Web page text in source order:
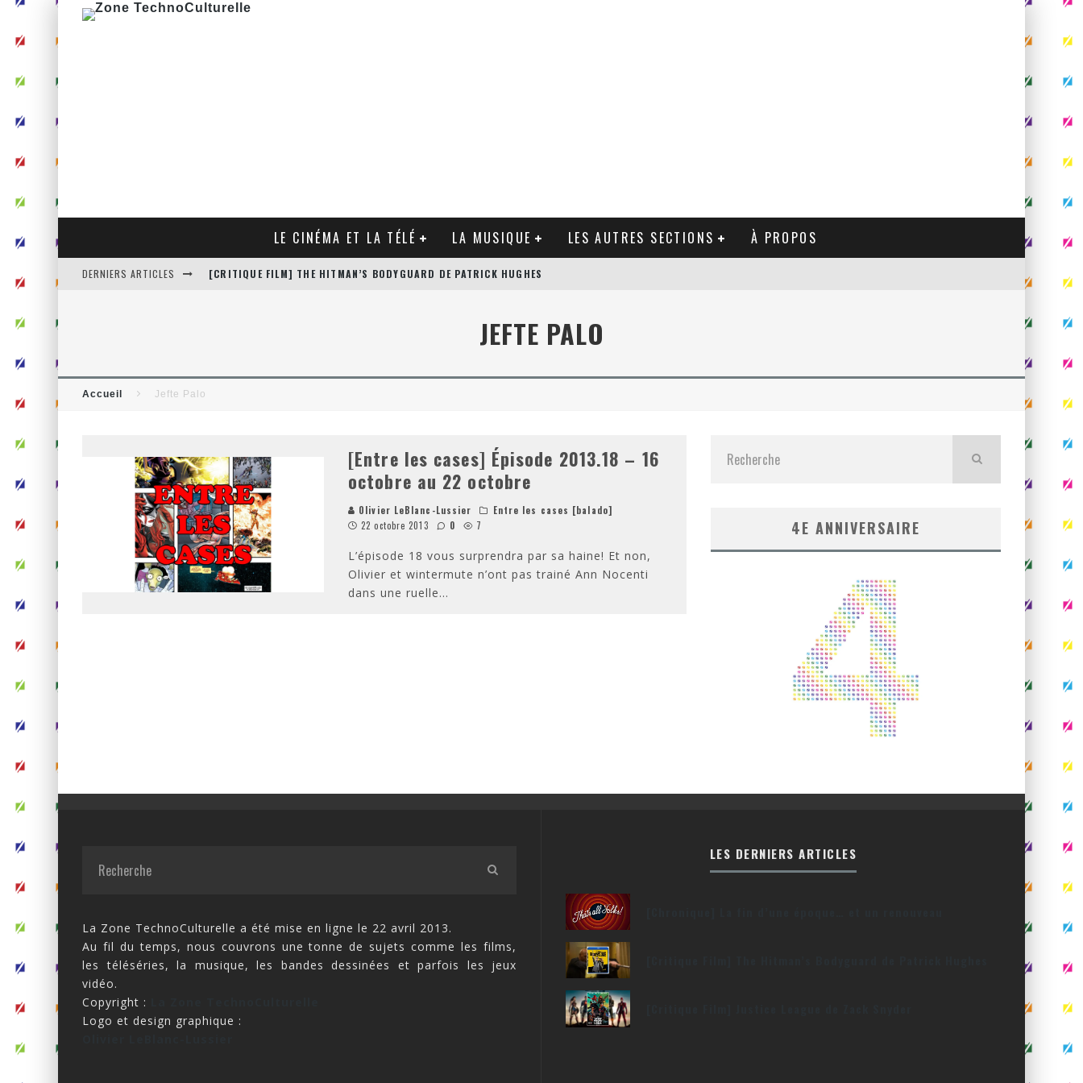
LE CINÉMA ET LA TÉLÉ LA MUSIQUE LES AUTRES SECTIONS À PROPOS
DERNIERS ARTICLES [CRITIQUE FILM] THE HITMAN’S BODYGUARD DE PATRICK HUGHES
[CRITIQUE FILM] THOR : RAGNAROK DE TAIKA WAITITIJEFTE PALO
Accueil Jefte Palo
[Entre les cases] Épisode 2013.18 – 16
octobre au 22 octobre
Olivier LeBlanc-Lussier
Entre les cases [balado]
22 octobre 2013
0 7
L’épisode 18 vous surprendra par sa haine! Et non,
Olivier et wintermute n’ont pas trainé Ann Nocenti
dans une ruelle...
4E ANNIVERSAIRE
La Zone TechnoCulturelle a été mise en ligne le 22 avril 2013.
Au fil du temps, nous couvrons une tonne de sujets comme les films,
les téléséries, la musique, les bandes dessinées et parfois les jeux
vidéo.
Copyright :
Logo et design graphique :
LES DERNIERS ARTICLES